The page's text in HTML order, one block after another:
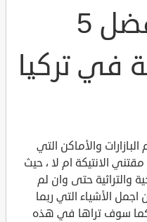
تعرف على افضل 5
في تركيا
والأماكن التي
الانتيكة ام لا ، حيث
والتراثية حتى وان لم
اجمل الأشياء التي ربما
سوف تراها في هذه